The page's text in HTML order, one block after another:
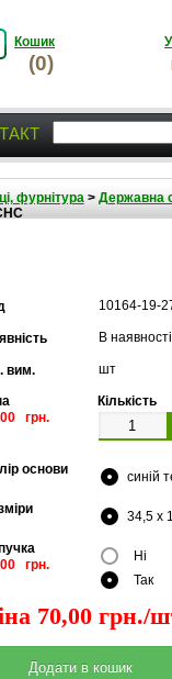
Кошик
(0)
фурнітура> Державна
10164-19-
В наявності
вим. шт
грн.
Кількість
основи
синій
34,5 x
грн.
Ні
Так
70,00 грн./